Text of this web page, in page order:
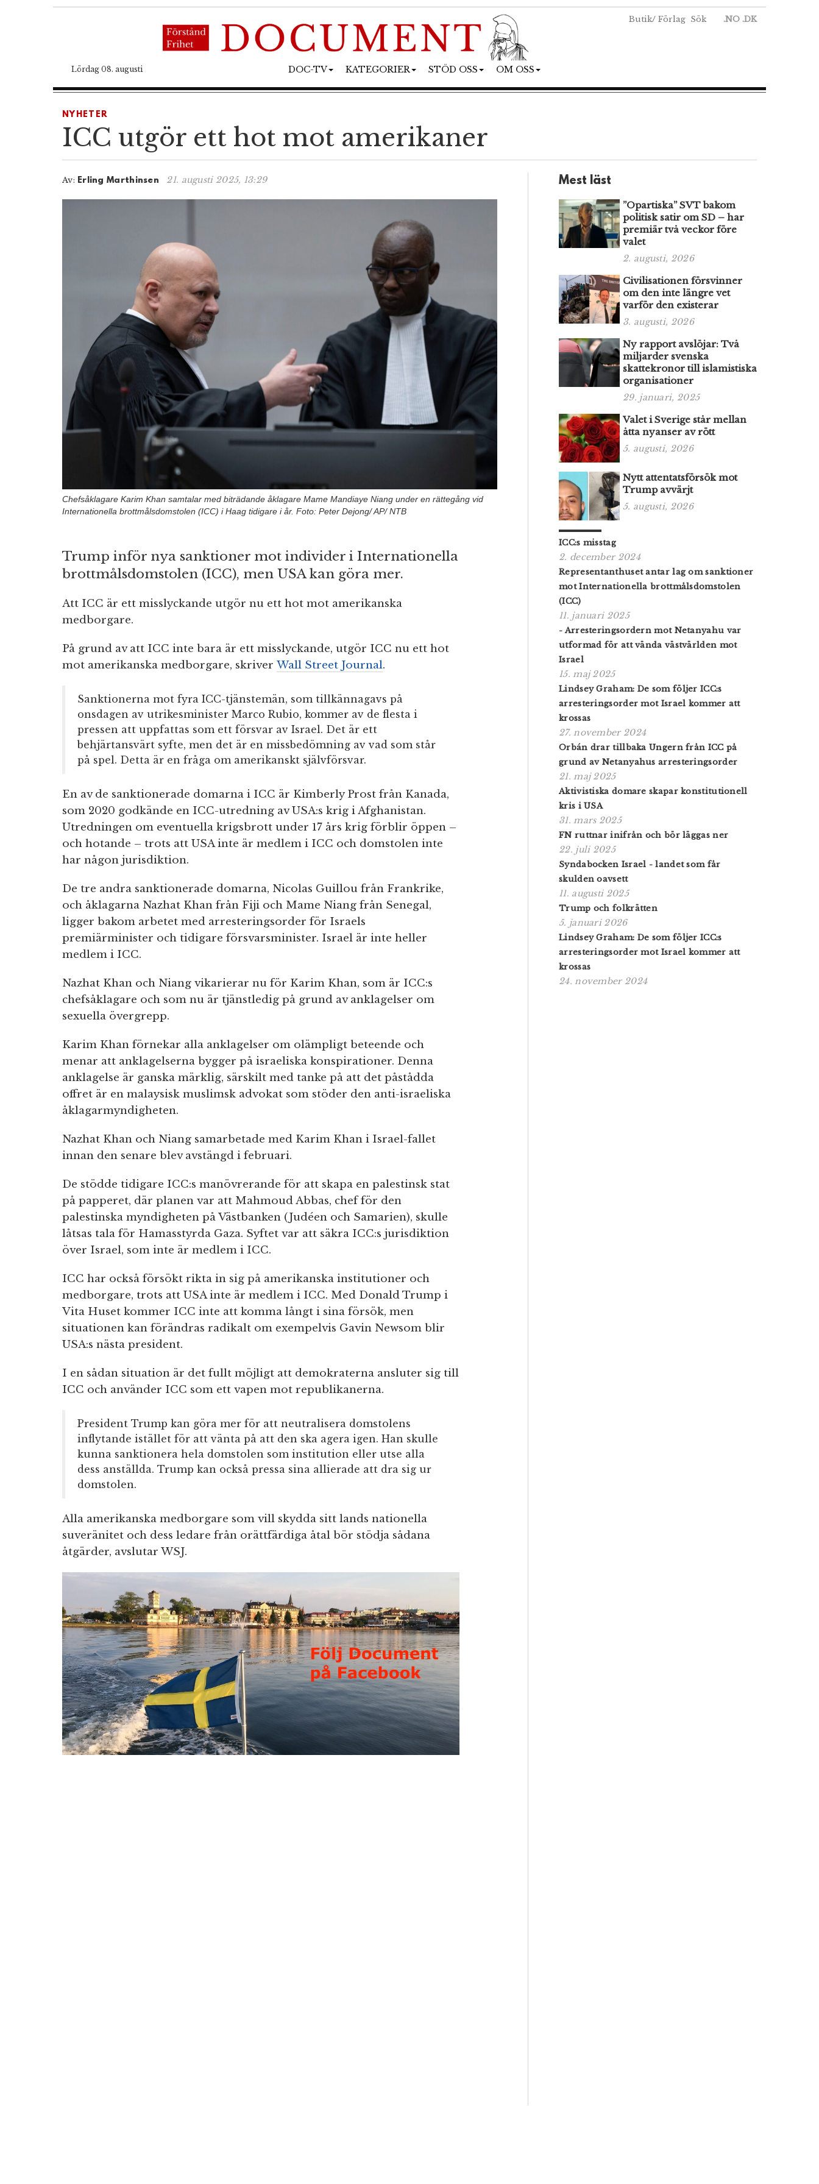
Butik/ Förlag Sök .NO .DK
Lördag 08. augusti DOC-TV KATEGORIER STÖD OSS OM OSS
NYHETER
ICC utgör ett hot mot amerikaner
Av: Erling Marthinsen 21. augusti 2025, 13:29
Chefsåklagare Karim Khan samtalar med biträdande åklagare Mame Mandiaye Niang under en rättegång vid
Internationella brottmålsdomstolen (ICC) i Haag tidigare i år. Foto: Peter Dejong/ AP/ NTB
Trump inför nya sanktioner mot individer i Internationella
brottmålsdomstolen (ICC), men USA kan göra mer.
Att ICC är ett misslyckande utgör nu ett hot mot amerikanska
medborgare.
På grund av att ICC inte bara är ett misslyckande, utgör ICC nu ett hot
mot amerikanska medborgare, skriver Wall Street Journal.
Sanktionerna mot fyra ICC-tjänstemän, som tillkännagavs på
onsdagen av utrikesminister Marco Rubio, kommer av de flesta i
pressen att uppfattas som ett försvar av Israel. Det är ett
behjärtansvärt syfte, men det är en missbedömning av vad som står
på spel. Detta är en fråga om amerikanskt självförsvar.
En av de sanktionerade domarna i ICC är Kimberly Prost från Kanada,
som 2020 godkände en ICC-utredning av USA:s krig i Afghanistan.
Utredningen om eventuella krigsbrott under 17 års krig förblir öppen –
och hotande – trots att USA inte är medlem i ICC och domstolen inte
har någon jurisdiktion.
De tre andra sanktionerade domarna, Nicolas Guillou från Frankrike,
och åklagarna Nazhat Khan från Fiji och Mame Niang från Senegal,
ligger bakom arbetet med arresteringsorder för Israels
premiärminister och tidigare försvarsminister. Israel är inte heller
medlem i ICC.
Nazhat Khan och Niang vikarierar nu för Karim Khan, som är ICC:s
chefsåklagare och som nu är tjänstledig på grund av anklagelser om
sexuella övergrepp.
Karim Khan förnekar alla anklagelser om olämpligt beteende och
menar att anklagelserna bygger på israeliska konspirationer. Denna
anklagelse är ganska märklig, särskilt med tanke på att det påstådda
offret är en malaysisk muslimsk advokat som stöder den anti-israeliska
åklagarmyndigheten.
Nazhat Khan och Niang samarbetade med Karim Khan i Israel-fallet
innan den senare blev avstängd i februari.
De stödde tidigare ICC:s manövrerande för att skapa en palestinsk stat
på papperet, där planen var att Mahmoud Abbas, chef för den
palestinska myndigheten på Västbanken (Judéen och Samarien), skulle
låtsas tala för Hamasstyrda Gaza. Syftet var att säkra ICC:s jurisdiktion
över Israel, som inte är medlem i ICC.
ICC har också försökt rikta in sig på amerikanska institutioner och
medborgare, trots att USA inte är medlem i ICC. Med Donald Trump i
Vita Huset kommer ICC inte att komma långt i sina försök, men
situationen kan förändras radikalt om exempelvis Gavin Newsom blir
USA:s nästa president.
I en sådan situation är det fullt möjligt att demokraterna ansluter sig till
ICC och använder ICC som ett vapen mot republikanerna.
President Trump kan göra mer för att neutralisera domstolens
inflytande istället för att vänta på att den ska agera igen. Han skulle
kunna sanktionera hela domstolen som institution eller utse alla
dess anställda. Trump kan också pressa sina allierade att dra sig ur
domstolen.
Alla amerikanska medborgare som vill skydda sitt lands nationella
suveränitet och dess ledare från orättfärdiga åtal bör stödja sådana
åtgärder, avslutar WSJ.
Mest läst
”Opartiska” SVT bakom
politisk satir om SD – har
premiär två veckor före
valet
2. augusti, 2026
Civilisationen försvinner
om den inte längre vet
varför den existerar
3. augusti, 2026
Ny rapport avslöjar: Två
miljarder svenska
skattekronor till islamistiska
organisationer
29. januari, 2025
Valet i Sverige står mellan
åtta nyanser av rött
5. augusti, 2026
Nytt attentatsförsök mot
Trump avvärjt
5. augusti, 2026
ICC:s misstag
2. december 2024
Representanthuset antar lag om sanktioner
mot Internationella brottmålsdomstolen
(ICC)
11. januari 2025
- Arresteringsordern mot Netanyahu var
utformad för att vända västvärlden mot
Israel
15. maj 2025
Lindsey Graham: De som följer ICC:s
arresteringsorder mot Israel kommer att
krossas
27. november 2024
Orbán drar tillbaka Ungern från ICC på
grund av Netanyahus arresterings­order
21. maj 2025
Aktivistiska domare skapar konstitutionell
kris i USA
31. mars 2025
FN ruttnar inifrån och bör läggas ner
22. juli 2025
Syndabocken Israel - landet som får
skulden oavsett
11. augusti 2025
Trump och folkrätten
5. januari 2026
Lindsey Graham: De som följer ICC:s
arresteringsorder mot Israel kommer att
krossas
24. november 2024